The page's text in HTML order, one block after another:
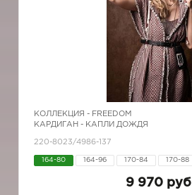
КОЛЛЕКЦИЯ - FREEDOM
КАРДИГАН - КАПЛИ ДОЖДЯ
220-8023/4986-137
164-80 164-96 170-84 170-88
9 970 руб